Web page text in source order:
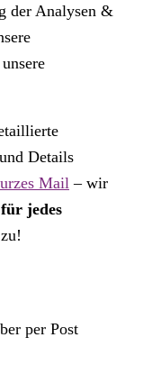
der Analysen &
Details
Mail – wir
jedes
per Post